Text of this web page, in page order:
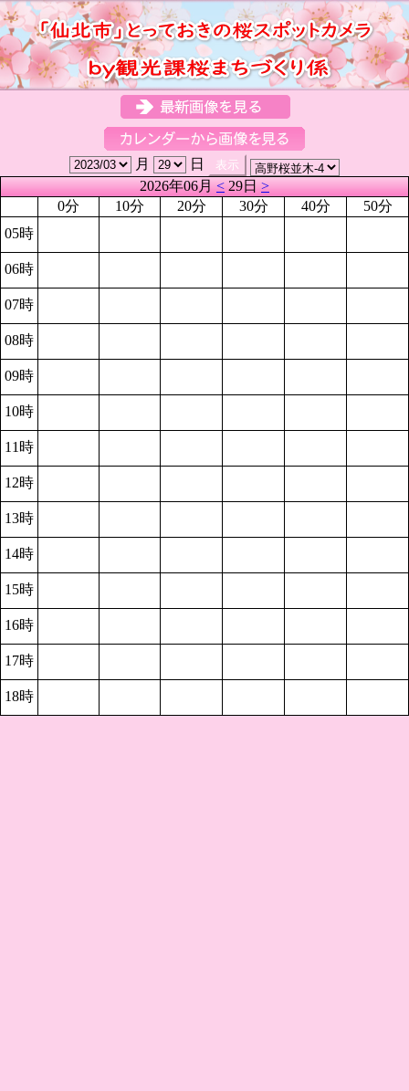
月
日
2026年06月<29日>
0分
10分 20分 30分 40分
50分
05時
06時
07時
08時
09時
10時
11時
12時
13時
14時
15時
16時
17時
18時